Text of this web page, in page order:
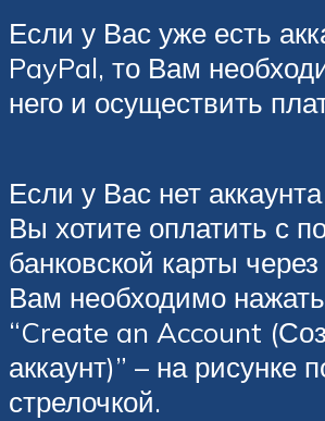
Если у Вас уже есть
PayPal, то Вам
него и осуществить
Если у Вас нет
Вы хотите оплатить с
банковской карты
Вам необходимо
“Create an Account
аккаунт)” – на рисунке
стрелочкой.